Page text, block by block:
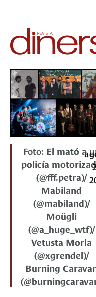
Foto: El mató a
policía
(@fff.petra)/
Mabiland
(@mabiland)/
Moügli
(@a_huge_wtf)/
Vetusta Morla
(@xgrendel)/
Burning